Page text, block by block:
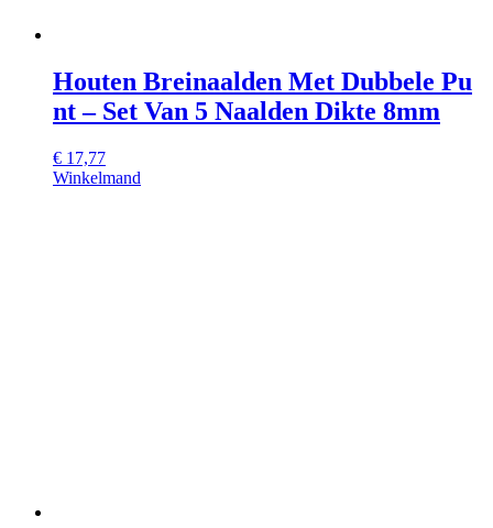
Houten Breinaalden Met Dubbele Pu
nt – Set Van 5 Naalden Dikte 8mm
€ 17,77
Winkelmand